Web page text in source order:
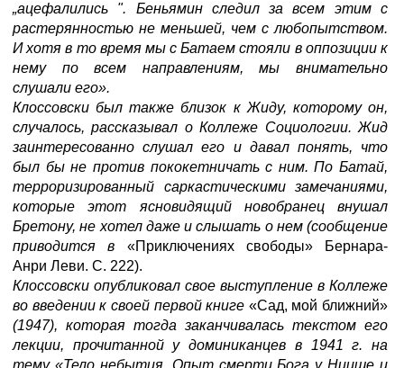
„ацефалились ". Беньямин следил за всем этим с
растерянностью не меньшей, чем с любопытством.
И хотя в то время мы с Батаем стояли в оппозиции к
нему по всем направлениям, мы внимательно
слушали его».
Клоссовски был также близок к Жиду, которому он,
случалось, рассказывал о Коллеже Социологии. Жид
заинтересованно слушал его и давал понять, что
был бы не против пококетничать с ним. По Батай,
терроризированный саркастическими замечаниями,
которые этот ясновидящий новобранец внушал
Бретону, не хотел даже и слышать о нем (сообщение
приводится в «Приключениях свободы» Бернара-
Анри Леви. С. 222).
Клоссовски опубликовал свое выступление в Коллеже
во введении к своей первой книге «Сад, мой ближний»
(1947), которая тогда заканчивалась текстом его
лекции, прочитанной у доминиканцев в 1941 г. на
тему «Тело небытия. Опыт смерти Бога у Ницше и